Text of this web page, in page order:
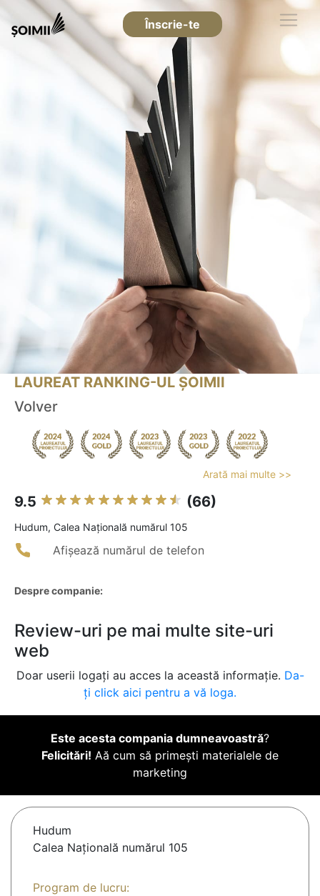
Înscrie-te
LAUREAT RANKING-UL ȘOIMII
Volver
Arată mai multe >>
9.5 (66)
Hudum, Calea Națională numărul 105
Afișează numărul de telefon
Despre companie:
Review-uri pe mai multe site-uri
web
Doar userii logați au acces la această informație. Da-
ți click aici pentru a vă loga.
Este acesta compania dumneavoastră?
Felicitări! Aă cum să primești materialele de
marketing
Hudum
Calea Națională numărul 105
Program de lucru: